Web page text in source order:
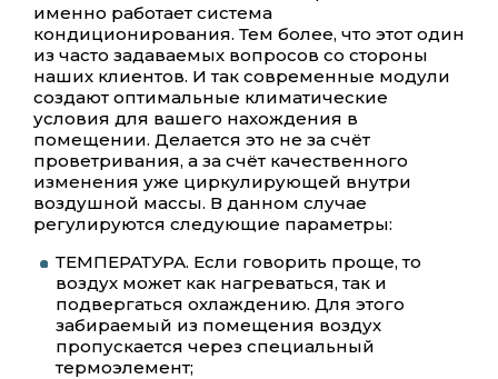
именно работает система
кондиционирования. Тем более, что этот один
из часто задаваемых вопросов со стороны
наших клиентов. И так современные модули
создают оптимальные климатические
условия для вашего нахождения в
помещении. Делается это не за счёт
проветривания, а за счёт качественного
изменения уже циркулирующей внутри
воздушной массы. В данном случае
регулируются следующие параметры:
ТЕМПЕРАТУРА. Если говорить проще, то
воздух может как нагреваться, так и
подвергаться охлаждению. Для этого
забираемый из помещения воздух
пропускается через специальный
термоэлемент;